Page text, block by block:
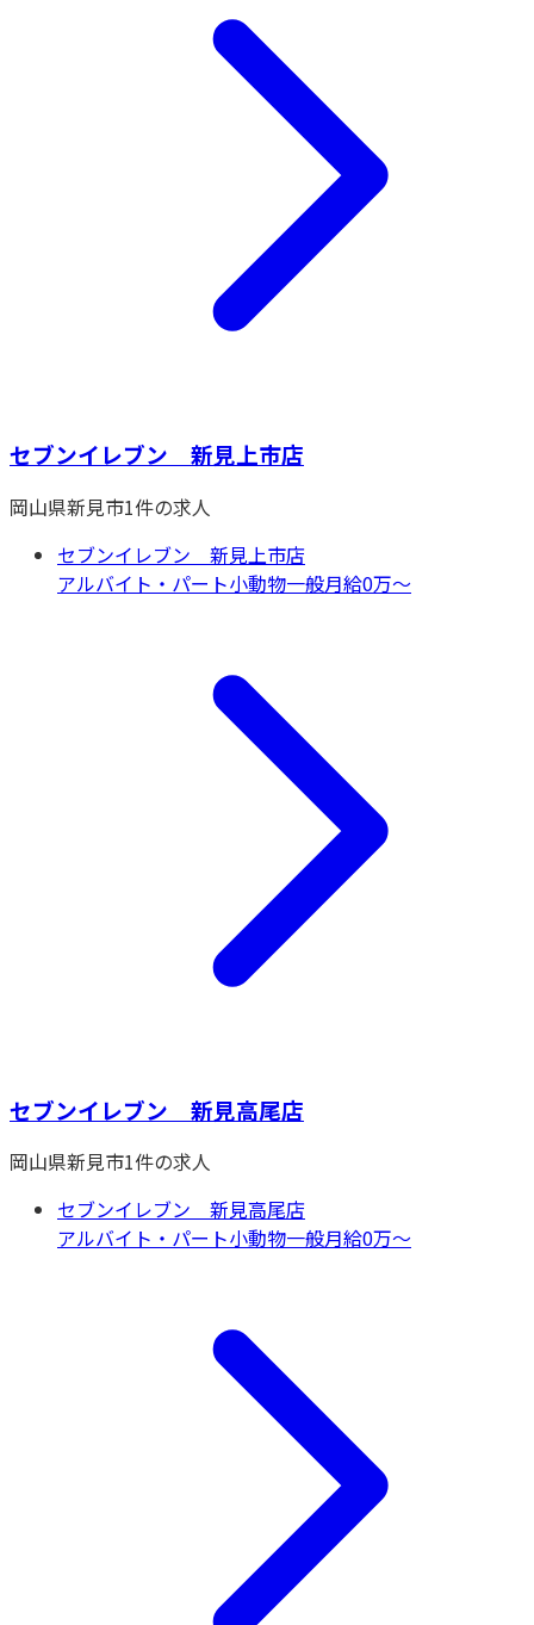
セブンイレブン 新見上市店
岡山県新見市1件の求人
セブンイレブン 新見上市店
アルバイト・パート小動物一般月給0万〜
セブンイレブン 新見高尾店
岡山県新見市1件の求人
セブンイレブン 新見高尾店
アルバイト・パート小動物一般月給0万〜